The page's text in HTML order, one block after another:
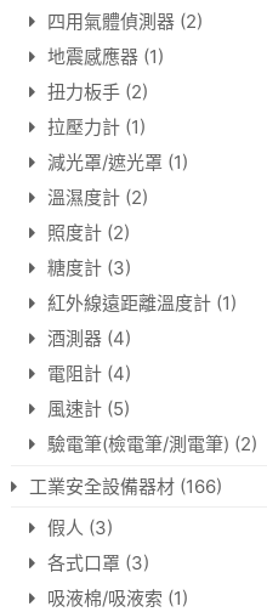
四用氣體偵測器 (2)
地震感應器 (1)
扭力板手 (2)
拉壓力計 (1)
減光罩/遮光罩 (1)
溫濕度計 (2)
照度計 (2)
糖度計 (3)
紅外線遠距離溫度計 (1)
酒測器 (4)
電阻計 (4)
風速計 (5)
驗電筆(檢電筆/測電筆) (2)
工業安全設備器材 (166)
假人 (3)
各式口罩 (3)
吸液棉/吸液索 (1)